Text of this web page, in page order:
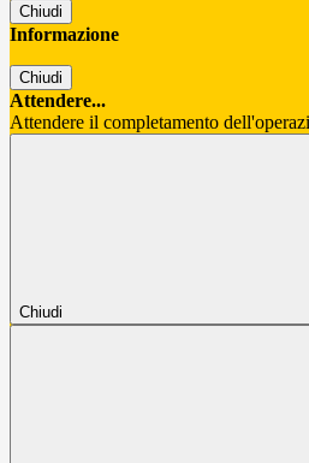
Chiudi
Informazione
Chiudi
Attendere...
Attendere il completamento
Chiudi